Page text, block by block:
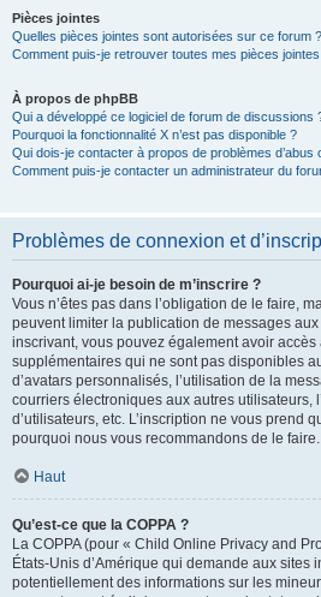
Pièces jointes
Quelles pièces jointes sont autorisées sur ce forum ?
Comment puis-je retrouver toutes mes pièces
À propos de phpBB
Qui a développé ce logiciel de forum de discussions
Pourquoi la fonctionnalité X n’est pas disponible ?
Qui dois-je contacter à propos de problèmes d’abus
Comment puis-je contacter un administrateur du
Problèmes de connexion et
Pourquoi ai-je besoin de m’inscrire ?
Vous n’êtes pas dans l’obligation de le faire,
peuvent limiter la publication de messages
inscrivant, vous pouvez également avoir
supplémentaires qui ne sont pas disponibles
d’avatars personnalisés, l’utilisation de la
courriers électroniques aux autres utilisateurs,
d’utilisateurs, etc. L’inscription ne vous prend
pourquoi nous vous recommandons de le faire.
Haut
Qu’est-ce que la COPPA ?
La COPPA (pour « Child Online Privacy and
États-Unis d’Amérique qui demande aux sites
potentiellement des informations sur les